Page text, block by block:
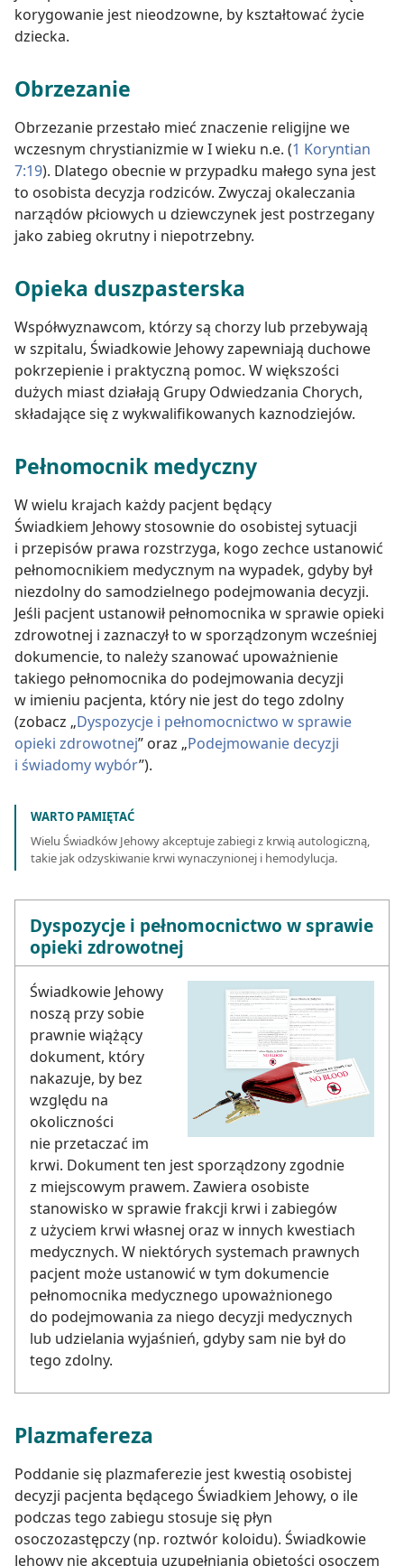
korygowanie jest nieodzowne, by kształtować życie
dziecka.
Obrzezanie
Obrzezanie przestało mieć znaczenie religijne we
wczesnym chrystianizmie w I wieku n.e. (1 Koryntian
7:19). Dlatego obecnie w przypadku małego syna jest
to osobista decyzja rodziców. Zwyczaj okaleczania
narządów płciowych u dziewczynek jest postrzegany
jako zabieg okrutny i niepotrzebny.
Opieka duszpasterska
Współwyznawcom, którzy są chorzy lub przebywają
w szpitalu, Świadkowie Jehowy zapewniają duchowe
pokrzepienie i praktyczną pomoc. W większości
dużych miast działają Grupy Odwiedzania Chorych,
składające się z wykwalifikowanych kaznodziejów.
Pełnomocnik medyczny
W wielu krajach każdy pacjent będący
Świadkiem Jehowy stosownie do osobistej sytuacji
i przepisów prawa rozstrzyga, kogo zechce ustanowić
pełnomocnikiem medycznym na wypadek, gdyby był
niezdolny do samodzielnego podejmowania decyzji.
Jeśli pacjent ustanowił pełnomocnika w sprawie opieki
zdrowotnej i zaznaczył to w sporządzonym wcześniej
dokumencie, to należy szanować upoważnienie
takiego pełnomocnika do podejmowania decyzji
w imieniu pacjenta, który nie jest do tego zdolny
(zobacz „Dyspozycje i pełnomocnictwo w sprawie
opieki zdrowotnej” oraz „Podejmowanie decyzji
i świadomy wybór”).
WARTO PAMIĘTAĆ
Wielu Świadków Jehowy akceptuje zabiegi z krwią autologiczną,
takie jak odzyskiwanie krwi wynaczynionej i hemodylucja.
Dyspozycje i pełnomocnictwo w sprawie
opieki zdrowotnej
Świadkowie Jehowy
noszą przy sobie
prawnie wiążący
dokument, który
nakazuje, by bez
względu na
okoliczności
nie przetaczać im
krwi. Dokument ten jest sporządzony zgodnie
z miejscowym prawem. Zawiera osobiste
stanowisko w sprawie frakcji krwi i zabiegów
z użyciem krwi własnej oraz w innych kwestiach
medycznych. W niektórych systemach prawnych
pacjent może ustanowić w tym dokumencie
pełnomocnika medycznego upoważnionego
do podejmowania za niego decyzji medycznych
lub udzielania wyjaśnień, gdyby sam nie był do
tego zdolny.
Plazmafereza
Poddanie się plazmaferezie jest kwestią osobistej
decyzji pacjenta będącego Świadkiem Jehowy, o ile
podczas tego zabiegu stosuje się płyn
osoczozastępczy (np. roztwór koloidu). Świadkowie
Jehowy nie akceptują uzupełniania objętości osoczem